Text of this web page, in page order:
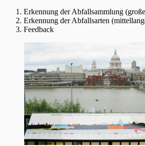
Erkennung der Abfallsammlung
Erkennung der Abfallsarten
Feedback